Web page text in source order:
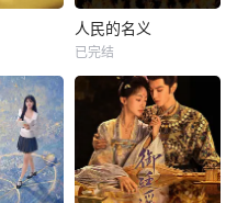
人民的名义
已完结